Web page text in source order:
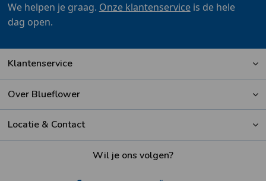
We helpen je graag. Onze klantenserviceis de hele
dag open.
Klantenservice
Over Blueflower
Locatie & Contact
Wil je ons volgen?